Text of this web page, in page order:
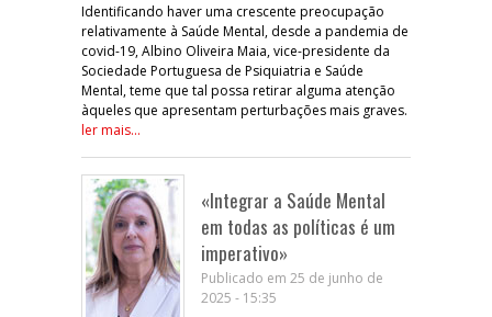
Identificando haver uma crescente preocupação
relativamente à Saúde Mental, desde a pandemia de
covid-19, Albino Oliveira Maia, vice-presidente da
Sociedade Portuguesa de Psiquiatria e Saúde
Mental, teme que tal possa retirar alguma atenção
àqueles que apresentam perturbações mais graves.
ler mais...
«Integrar a Saúde Mental
em todas as políticas é um
imperativo»
Publicado em 25 de junho de
2025 - 15:35